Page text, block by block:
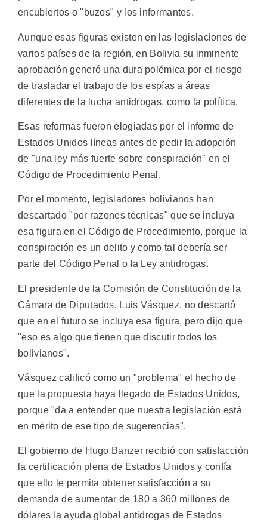
encubiertos o "buzos" y los informantes.
Aunque esas figuras existen en las legislaciones de
varios países de la región, en Bolivia su inminente
aprobación generó una dura polémica por el riesgo
de trasladar el trabajo de los espías a áreas
diferentes de la lucha antidrogas, como la política.
Esas reformas fueron elogiadas por el informe de
Estados Unidos líneas antes de pedir la adopción
de "una ley más fuerte sobre conspiración" en el
Código de Procedimiento Penal.
Por el momento, legisladores bolivianos han
descartado "por razones técnicas" que se incluya
esa figura en el Código de Procedimiento, porque la
conspiración es un delito y como tal debería ser
parte del Código Penal o la Ley antidrogas.
El presidente de la Comisión de Constitución de la
Cámara de Diputados, Luis Vásquez, no descartó
que en el futuro se incluya esa figura, pero dijo que
"eso es algo que tienen que discutir todos los
bolivianos".
Vásquez calificó como un "problema" el hecho de
que la propuesta haya llegado de Estados Unidos,
porque "da a entender que nuestra legislación está
en mérito de ese tipo de sugerencias".
El gobierno de Hugo Banzer recibió con satisfacción
la certificación plena de Estados Unidos y confía
que ello le permita obtener satisfacción a su
demanda de aumentar de 180 a 360 millones de
dólares la ayuda global antidrogas de Estados